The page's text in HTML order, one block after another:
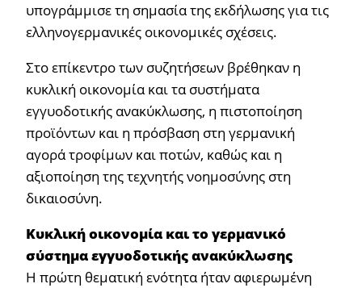
υπογράμμισε τη σημασία της εκδήλωσης για τις
ελληνογερμανικές οικονομικές σχέσεις.
Στο επίκεντρο των συζητήσεων βρέθηκαν η
κυκλική οικονομία και τα συστήματα
εγγυοδοτικής ανακύκλωσης, η πιστοποίηση
προϊόντων και η πρόσβαση στη γερμανική
αγορά τροφίμων και ποτών, καθώς και η
αξιοποίηση της τεχνητής νοημοσύνης στη
δικαιοσύνη.
Κυκλική οικονομία και το γερμανικό
σύστημα εγγυοδοτικής ανακύκλωσης
Η πρώτη θεματική ενότητα ήταν αφιερωμένη